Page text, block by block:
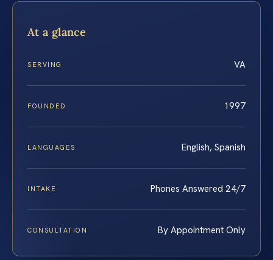
At a glance
SERVING VA
FOUNDED 1997
LANGUAGES English, Spanish
INTAKE Phones Answered 24/7
CONSULTATION By Appointment Only